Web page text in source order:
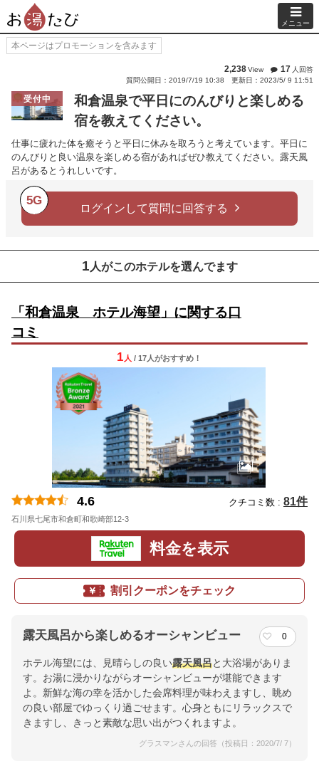
メニュー
本ページはプロモーションを含みます
2,238View 17 人回答
質問公開日：2019/7/19 10:38
更新日：2023/5/ 9 11:51
受付中
和倉温泉で平日にのんびりと楽しめる
宿を教えてください。
仕事に疲れた体を癒そうと平日に休みを取ろうと考えています。平日に
のんびりと良い温泉を楽しめる宿があればぜひ教えてください。露天風
呂があるとうれしいです。
5G
ログインして質問に回答する
1 人がこのホテルを選んでます
「和倉温泉 ホテル海望」に関する口
コミ
1 人 / 17人がおすすめ！
4.6 クチコミ数 : 81件
石川県七尾市和倉町和歌崎部12-3
料金を表示
割引クーポンをチェック
露天風呂から楽しめるオーシャンビュー 0
ホテル海望には、見晴らしの良い露天風呂と大浴場がありま
す。お湯に浸かりながらオーシャンビューが堪能できます
よ。新鮮な海の幸を活かした会席料理が味わえますし、眺め
の良い部屋でゆっくり過ごせます。心身ともにリラックスで
きますし、きっと素敵な思い出がつくれますよ。
グラスマンさんの回答（投稿日：2020/7/ 7）